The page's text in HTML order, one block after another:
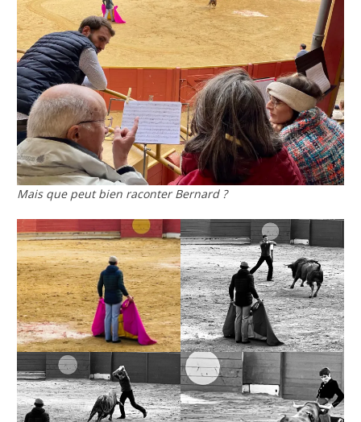
Mais que peut bien raconter Bernard ?